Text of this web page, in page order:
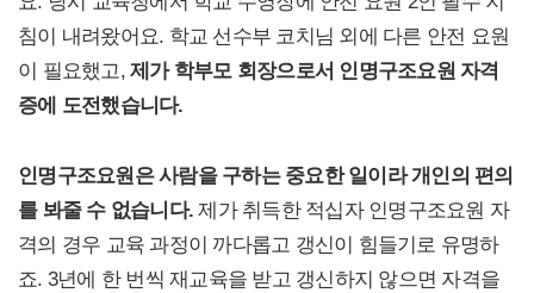
침이 내려왔어요. 학교 선수부 코치님 외에 다른 안전 요원
이 필요했고, 제가 학부모 회장으로서 인명구조요원 자격
증에 도전했습니다.
인명구조요원은 사람을 구하는 중요한 일이라 개인의 편의
를 봐줄 수 없습니다. 제가 취득한 적십자 인명구조요원 자
격의 경우 교육 과정이 까다롭고 갱신이 힘들기로 유명하
죠. 3년에 한 번씩 재교육을 받고 갱신하지 않으면 자격을